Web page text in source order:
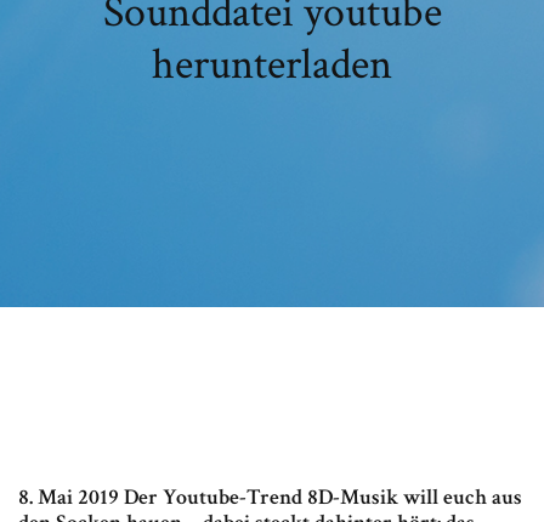
Sounddatei youtube
herunterladen
8. Mai 2019 Der Youtube-Trend 8D-Musik will euch aus